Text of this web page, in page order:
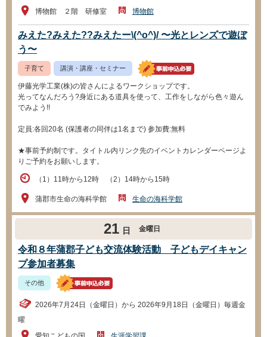
博物館 ２階 研修室
博物館
みえた?みえた??みえたー\(^o^)/ 〜光とレンズで遊ぼ
う〜
子育て 講演・講座・セミナー
伊藤光学工業(株)の皆さんによるワークショップです。
光ってなんだろう?身近にある道具を使って、工作をしながら色々遊ん
でみよう!!
定員:各回20名 (保護者の同伴は1名まで) 参加費:無料
★事前予約制です。タイトル内リンク先のイベントカレンダーページよ
りご予約をお願いします。
（1）11時から12時 （2）14時から15時
蒲郡市生命の海科学館 生命の海科学館
21 日 金曜日
令和８年蒲郡子ども交流体験活動 子どもデイキャン
プ参加者募集
その他
2026年7月24日（金曜日）から 2026年9月18日（金曜日）毎週金
曜